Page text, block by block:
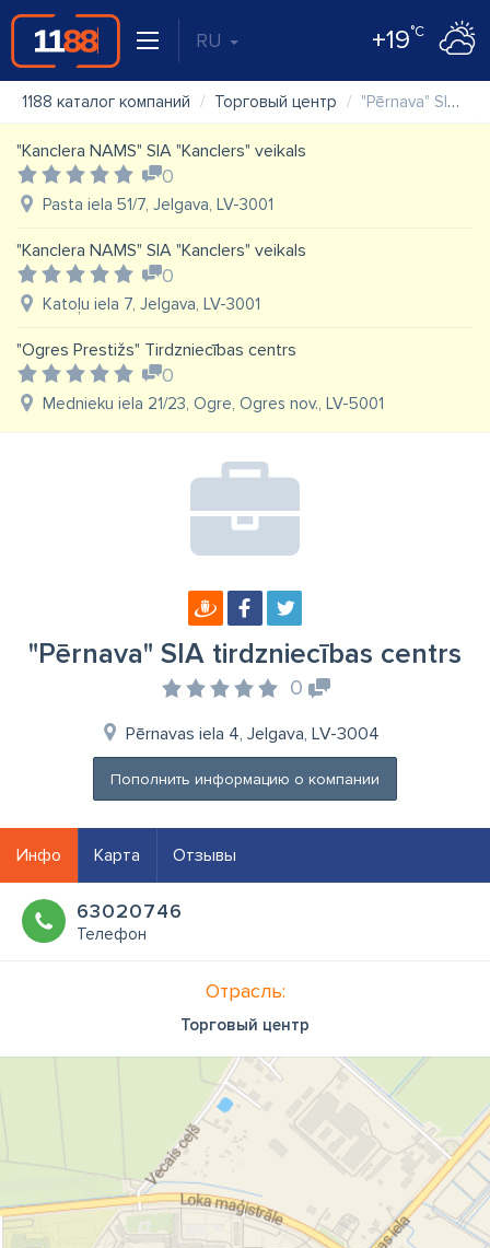
RU +19°C
1188 каталог компаний Торговый центр "Pērnava" SIA tirdzniecības centrs
"Kanclera NAMS" SIA "Kanclers" veikals
0
Pasta iela 51/7, Jelgava, LV-3001
"Kanclera NAMS" SIA "Kanclers" veikals
0
Katoļu iela 7, Jelgava, LV-3001
"Ogres Prestižs" Tirdzniecības centrs
0
Mednieku iela 21/23, Ogre, Ogres nov., LV-5001
"Pērnava" SIA tirdzniecības centrs
0
Pērnavas iela 4, Jelgava, LV-3004
Пополнить информацию о компании
Инфо Карта Отзывы
63020746
Телефон
Отрасль:
Торговый центр